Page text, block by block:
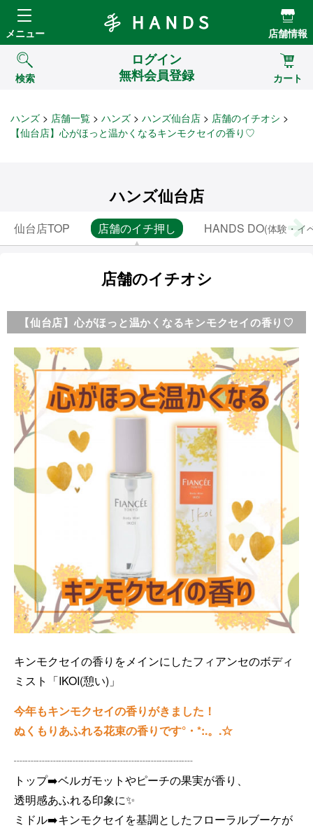
Hands ハンズ
メニュー 店舗情報
検索
ログイン
無料会員登録
カート
ハンズ 店舗一覧 ハンズ ハンズ仙台店
店舗のイチオシ
【仙台店】心がほっと温かくなるキンモクセイの香り♡
ハンズ仙台店
仙台店TOP 店舗のイチ押し HANDS DO(体験・イ
店舗のイチオシ
【仙台店】心がほっと温かくなるキンモクセイの香り♡
キンモクセイの香りをメインにしたフィアンセのボディ
ミスト「IKOI(憩い)」
今年もキンモクセイの香りがきました！
ぬくもりあふれる花束の香りです°・*:.。.☆
┈┈┈┈┈┈┈┈┈┈┈┈┈┈┈┈
トップ➡️ベルガモットやピーチの果実が香り、
透明感あふれる印象に✨️
ミドル➡️キンモクセイを基調としたフローラルブーケが